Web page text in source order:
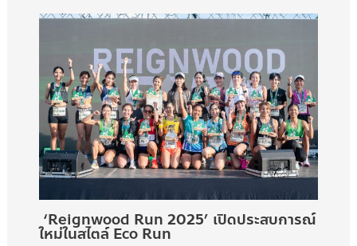
‘Reignwood Run 2025’ เปิดประสบการณ์
ใหม่ในสไตล์ Eco Run